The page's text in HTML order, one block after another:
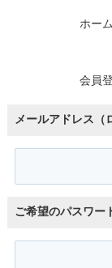
ホー
会員
メールアドレス（
ご希望のパスワー